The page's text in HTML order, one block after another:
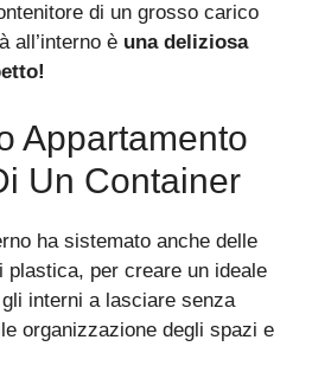
di un grosso carico
all’interno è una deliziosa
Appartamento
Un Container
ha sistemato anche delle
plastica, per creare un ideale
interni a lasciare senza
organizzazione degli spazi e